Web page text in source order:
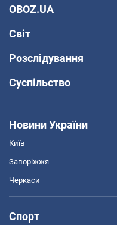
OBOZ.UA
Світ
Розслідування
Суспільство
Новини України
Київ
Запоріжжя
Черкаси
Спорт